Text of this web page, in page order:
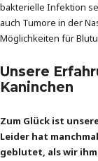
bakterielle Infektion
auch Tumore in der
Möglichkeiten für
Unsere
Kaninchen
Zum Glück ist
Leider hat
geblutet, als wir